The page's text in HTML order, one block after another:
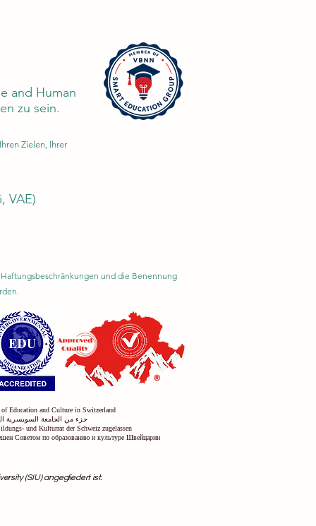
and Human
zu sein.
Zielen, Ihrer
VAE)
und die Benennung
Education and Culture in Switzerland
جزء من الجامعة السويسرية
und Kulturrat der Schweiz zugelassen
Советом по образованию и культуре Швейцарии
(SIU) angegliedert ist.